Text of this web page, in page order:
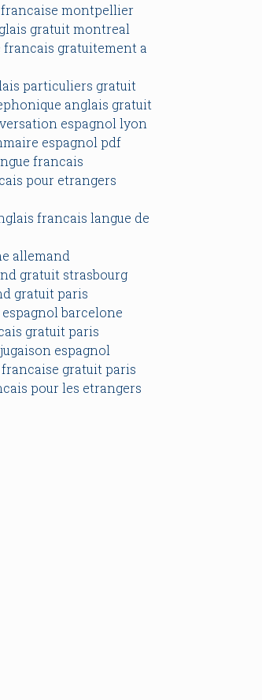
montpellier
gratuit montreal
francais gratuitement a
particuliers gratuit
anglais gratuit
espagnol lyon
espagnol pdf
francais
pour etrangers
francais langue de
allemand
gratuit strasbourg
gratuit paris
barcelone
gratuit paris
espagnol
gratuit paris
pour les etrangers